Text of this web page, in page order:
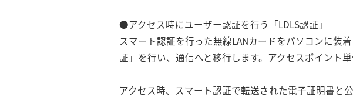
●アクセス時にユーザー認証を行う「LDLS認証」
スマート認証を行った無線LANカードをパソコンに装
証」を行い、通信へと移行します。アクセスポイント
アクセス時、スマート認証で転送された電子証明書と